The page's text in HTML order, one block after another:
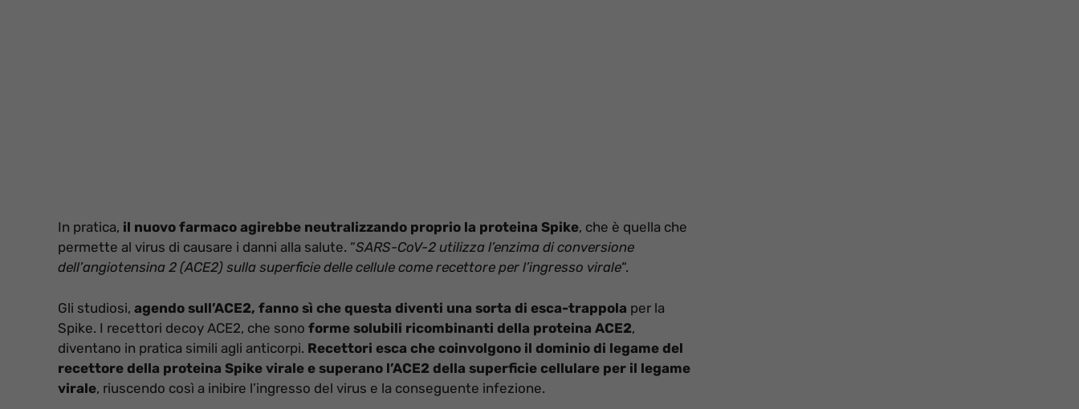
In pratica, il nuovo farmaco agirebbe neutralizzando proprio la proteina Spike, che è quella che
permette al virus di causare i danni alla salute. “SARS-CoV-2 utilizza l’enzima di conversione
dell’angiotensina 2 (ACE2) sulla superficie delle cellule come recettore per l’ingresso virale“.
Gli studiosi, agendo sull’ACE2, fanno sì che questa diventi una sorta di esca-trappola per la
Spike. I recettori decoy ACE2, che sono forme solubili ricombinanti della proteina ACE2,
diventano in pratica simili agli anticorpi. Recettori esca che coinvolgono il dominio di legame del
recettore della proteina Spike virale e superano l’ACE2 della superficie cellulare per il legame
virale, riuscendo così a inibire l’ingresso del virus e la conseguente infezione.